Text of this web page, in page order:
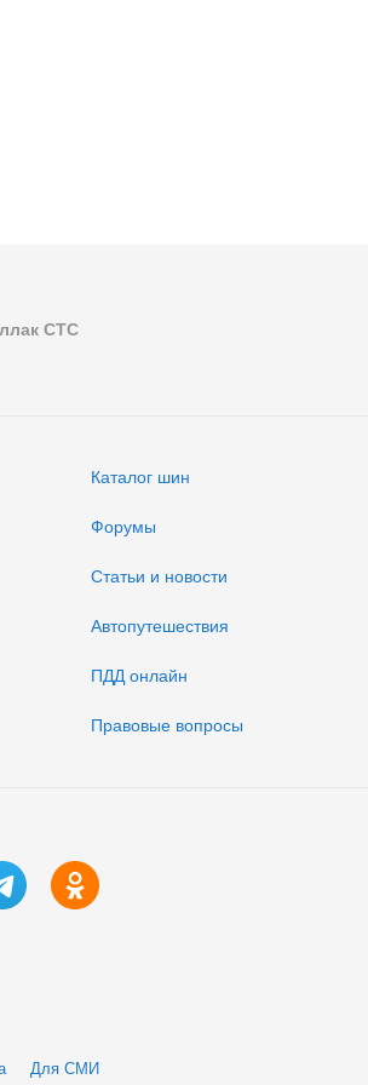
СТС
Каталог шин
Форумы
Статьи и новости
Автопутешествия
ПДД онлайн
Правовые вопросы
Для СМИ